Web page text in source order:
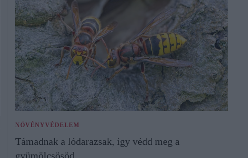
NÖVÉNYVÉDELEM
Támadnak a lódarazsak, így védd meg a
gyümölcsösöd